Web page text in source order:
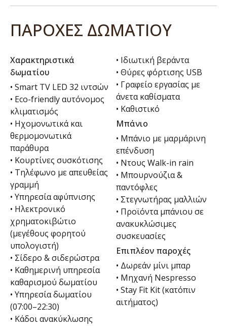
ΠΑΡΟΧΕΣ ΔΩΜΑΤΙΟΥ
Χαρακτηριστικά
δωματίου
• Smart TV LED 32 ιντσών
• Eco-friendly αυτόνομος
κλιματισμός
• Ηχομονωτικά και
θερμομονωτικά
παράθυρα
• Κουρτίνες συσκότισης
• Τηλέφωνο με απευθείας
γραμμή
• Υπηρεσία αφύπνισης
• Ηλεκτρονικό
χρηματοκιβώτιο
(μεγέθους φορητού
υπολογιστή)
• Σίδερο & σιδερώστρα
• Καθημερινή υπηρεσία
καθαρισμού δωματίου
• Υπηρεσία δωματίου
(07:00–22:30)
• Κάδοι ανακύκλωσης
• Ιδιωτική βεράντα
• Θύρες φόρτισης USB
• Γραφείο εργασίας με
άνετα καθίσματα
• Καθιστικό
Μπάνιο
• Μπάνιο με μαρμάρινη
επένδυση
• Ντους Walk-in rain
• Μπουρνούζια &
παντόφλες
• Στεγνωτήρας μαλλιών
• Προϊόντα μπάνιου σε
ανακυκλώσιμες
συσκευασίες
Επιπλέον παροχές
• Δωρεάν μίνι μπαρ
• Μηχανή Nespresso
• Stay Fit Kit (κατόπιν
αιτήματος)